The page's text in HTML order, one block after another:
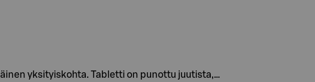
yksityiskohta. Tabletti on punottu juutista,…